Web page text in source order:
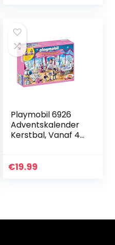
Playmobil 6926
Adventskalender
Kerstbal, Vanaf 4
€19.99